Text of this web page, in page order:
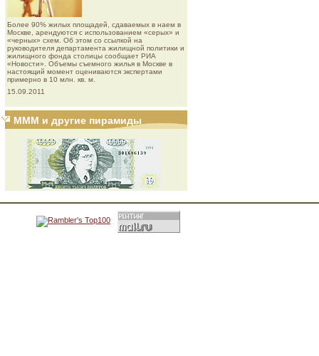
Более 90% жилых площадей, сдаваемых в наем в
Москве, арендуются с использованием «серых» и
«черных» схем. Об этом со ссылкой на
руководителя департамента жилищной политики и
жилищного фонда столицы сообщает РИА
«Новости». Объемы съемного жилья в Москве в
настоящий момент оцениваются экспертами
примерно в 10 млн. кв. м.
15.09.2011
МММ и другие пирамиды